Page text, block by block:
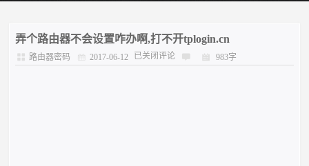
弄个路由器不会设置咋办啊,打不开tplogin.cn
路由器密码 2017-06-12 已关闭评论 983字